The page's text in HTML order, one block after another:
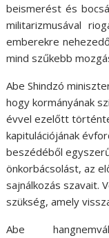
beismerést és
militarizmusával
emberekre
mind szűkebb
Abe Shindzó
hogy kormányának
évvel ezelőtt
kapitulációjának
beszédéből
önkorbácsolást, az
sajnálkozás szavait.
szükség, amely
Abe